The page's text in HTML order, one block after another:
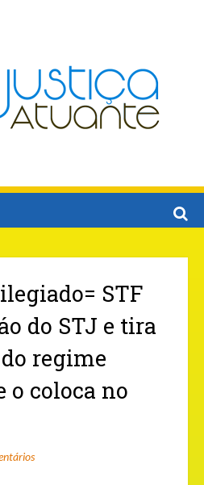
STF
do STJ e tira
regime
o coloca no